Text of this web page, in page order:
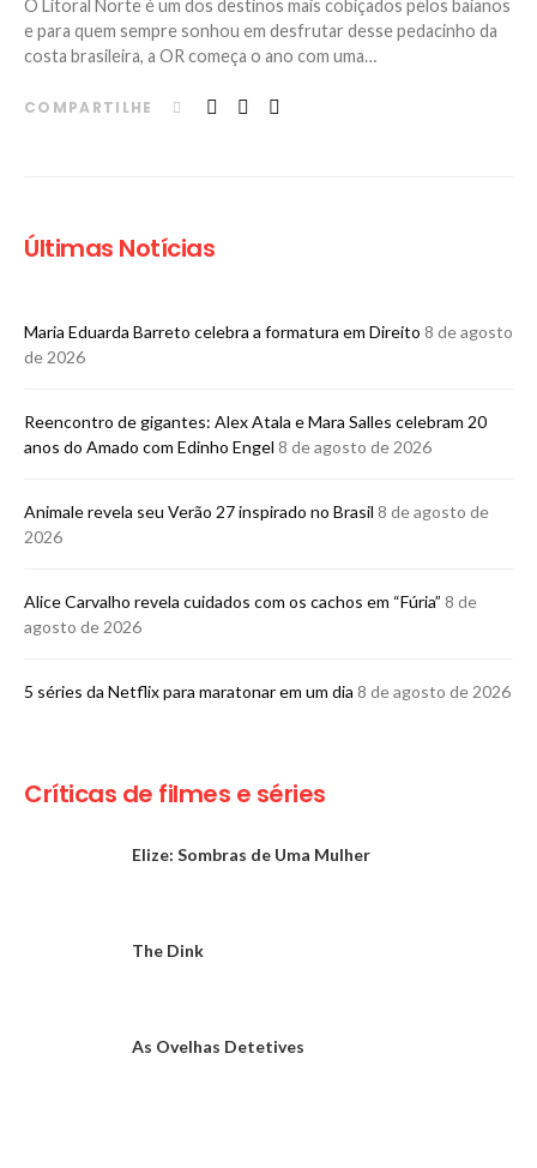
O Litoral Norte é um dos destinos mais cobiçados pelos baianos
e para quem sempre sonhou em desfrutar desse pedacinho da
costa brasileira, a OR começa o ano com uma…
COMPARTILHE
Últimas Notícias
Maria Eduarda Barreto celebra a formatura em Direito 8 de agosto
de 2026
Reencontro de gigantes: Alex Atala e Mara Salles celebram 20
anos do Amado com Edinho Engel 8 de agosto de 2026
Animale revela seu Verão 27 inspirado no Brasil 8 de agosto de
2026
Alice Carvalho revela cuidados com os cachos em “Fúria” 8 de
agosto de 2026
5 séries da Netflix para maratonar em um dia 8 de agosto de 2026
Críticas de filmes e séries
Elize: Sombras de Uma Mulher
The Dink
As Ovelhas Detetives